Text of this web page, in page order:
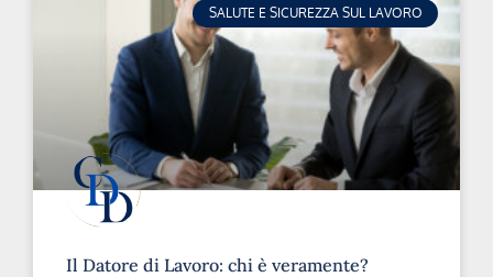
SALUTE E SICUREZZA SUL LAVORO
Il Datore di Lavoro: chi è veramente?